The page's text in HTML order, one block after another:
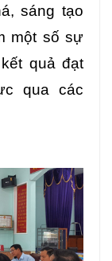
sáng tạo
một số sự
quả đạt
qua các